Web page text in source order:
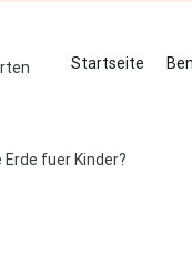
Startseite
fuer Kinder?